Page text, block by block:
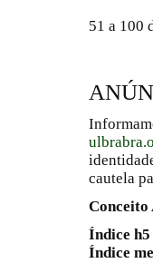
51 a 100
cautela
Conceito
Índice
Índice